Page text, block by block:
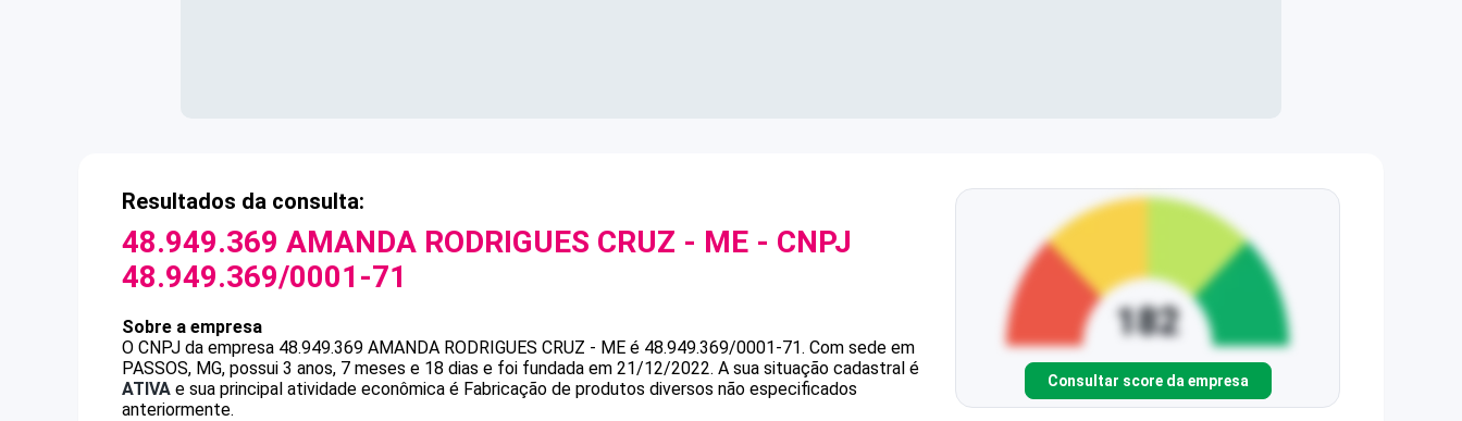
Resultados da consulta:
48.949.369 AMANDA RODRIGUES CRUZ - ME - CNPJ
48.949.369/0001-71
Sobre a empresa
O CNPJ da empresa 48.949.369 AMANDA RODRIGUES CRUZ - ME é 48.949.369/0001-71. Com sede em
PASSOS, MG, possui 3 anos, 7 meses e 18 dias e foi fundada em 21/12/2022. A sua situação cadastral é
ATIVA e sua principal atividade econômica é Fabricação de produtos diversos não especificados
anteriormente.
Consultar score da empresa